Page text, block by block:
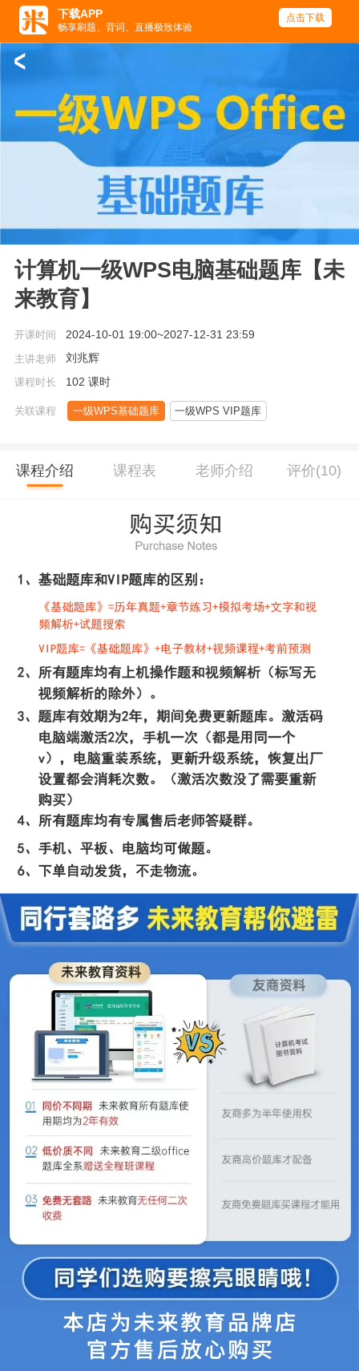
下载APP
畅享刷题、背词、直播极致体验
点击下载
<
计算机一级WPS电脑基础题库【未
来教育】
开课时间 2024-10-01 19:00~2027-12-31 23:59
主讲老师 刘兆辉
课程时长 102 课时
关联课程 一级WPS基础题库 一级WPS VIP题库
课程介绍 课程表 老师介绍 评价(10)